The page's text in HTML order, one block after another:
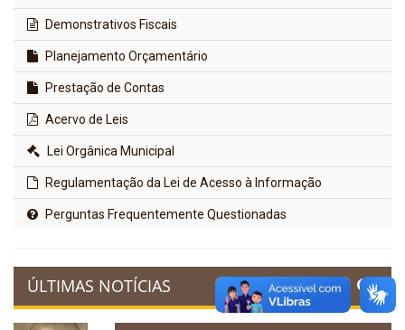
Demonstrativos Fiscais
Planejamento Orçamentário
Prestação de Contas
Acervo de Leis
Lei Orgânica Municipal
Regulamentação da Lei de Acesso à Informação
Perguntas Frequentemente Questionadas
ÚLTIMAS NOTÍCIAS